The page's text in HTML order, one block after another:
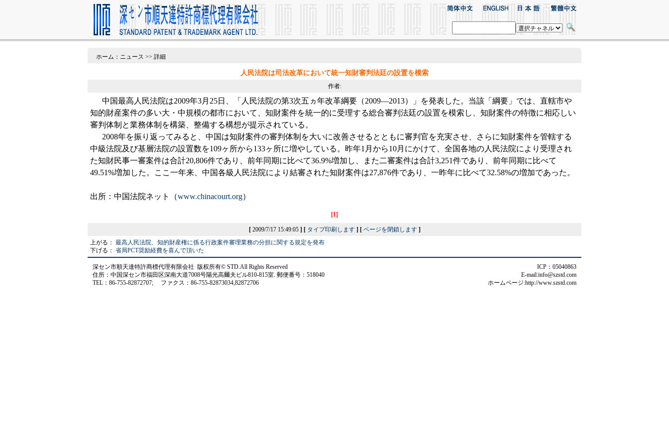
ホーム：ニュース >> 詳細
人民法院は司法改革において統一知財審判法廷の設置を模索
作者:
中国最高人民法院は2009年3月25日、「人民法院の第3次五ヵ年改革綱要（2009―2013）」を発表した。当該「綱要」では、直轄市や
知的財産案件の多い大・中規模の都市において、知財案件を統一的に受理する総合審判法廷の設置を模索し、知財案件の特徴に相応しい
審判体制と業務体制を構築、整備する構想が提示されている。
2008年を振り返ってみると、中国は知財案件の審判体制を大いに改善させるとともに審判官を充実させ、さらに知財案件を管轄する
中級法院及び基層法院の設置数を109ヶ所から133ヶ所に増やしている。昨年1月から10月にかけて、全国各地の人民法院により受理され
た知財民事一審案件は合計20,806件であり、前年同期に比べて36.9%増加し、また二審案件は合計3,251件であり、前年同期に比べて
49.51%増加した。ここ一年来、中国各級人民法院により結審された知財案件は27,876件であり、一昨年に比べて32.58%の増加であった。
出所：中国法院ネット（www.chinacourt.org）
[1]
[ 2009/7/17 15:49:05 ] [ タイプ印刷します ] [ ページを閉鎖します ]
上がる： 最高人民法院、知的財産権に係る行政案件審理業務の分担に関する規定を発布
下げる： 省局PCT奨励経費を喜んで頂いた
深セン市順天達特許商標代理有限会社 版权所有© STD.All Rights Reserved
住所：中国深セン市福田区深南大道7008号陽光高爾夫ビル810-815室. 郵便番号：518040
TEL：86-755-82872707; ファクス：86-755-82873034,82872706
ICP：05040863
E-mail:info@szstd.com
ホームページ:http://www.szstd.com